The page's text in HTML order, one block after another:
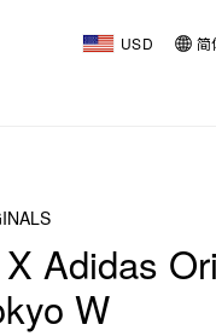
USD 简
Adidas
W